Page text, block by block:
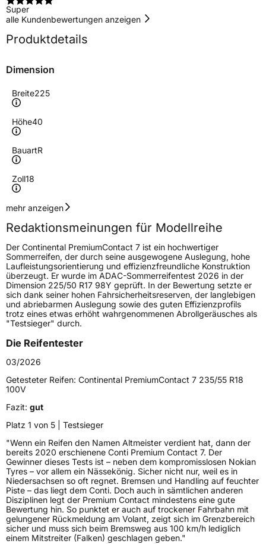
Super
alle Kundenbewertungen anzeigen
Produktdetails
Dimension
Breite225
Höhe40
BauartR
Zoll18
Geschwindigkeitsindex
Höchstgeschwindigkeit
300 km/h
Lastindex92
Höchstlast630 kg
Gewicht (in kg) 8,907 kg
Generelle Merkmale
FahrzeugtypPKW
Verwendung
ModellnamePremiumContact 7
Fahrzeugart
Weitere Eigenschaften
SchlauchtypTL
ZustandNeureifen
VerstärktXL
mehr anzeigen
Redaktionsmeinungen für Modellreihe
Der Continental PremiumContact 7 ist ein hochwertiger
Sommerreifen, der durch seine ausgewogene Auslegung, hohe
Laufleistungsorientierung und effizienzfreundliche Konstruktion
überzeugt. Er wurde im ADAC-Sommerreifentest 2026 in der
Dimension 225/50 R17 98Y geprüft. In der Bewertung setzte er
sich dank seiner hohen Fahrsicherheitsreserven, der langlebigen
und abriebarmen Auslegung sowie des guten Effizienzprofils
trotz eines etwas erhöht wahrgenommenen Abrollgeräusches als
"Testsieger" durch.
Die Reifentester
03/2026
Getesteter Reifen: Continental PremiumContact 7 235/55 R18
100V
Fazit: gut
Platz 1 von 5 | Testsieger
"Wenn ein Reifen den Namen Altmeister verdient hat, dann der
bereits 2020 erschienene Conti Premium Contact 7. Der
Gewinner dieses Tests ist – neben dem kompromisslosen Nokian
Tyres – vor allem ein Nässekönig. Sicher nicht nur, weil es in
Niedersachsen so oft regnet. Bremsen und Handling auf feuchter
Piste – das liegt dem Conti. Doch auch in sämtlichen anderen
Disziplinen legt der Premium Contact mindestens eine gute
Bewertung hin. So punktet er auch auf trockener Fahrbahn mit
gelungener Rückmeldung am Volant, zeigt sich im Grenzbereich
sicher und muss sich beim Bremsweg aus 100 km/h lediglich
einem Mitstreiter (Falken) geschlagen geben."